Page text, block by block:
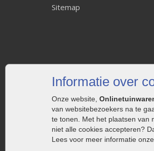
Informatie over
Onze website,
van websitebezoekers na te
te tonen. Met het plaatsen van
niet alle cookies accepteren?
Lees voor meer informatie onze
Sitemap